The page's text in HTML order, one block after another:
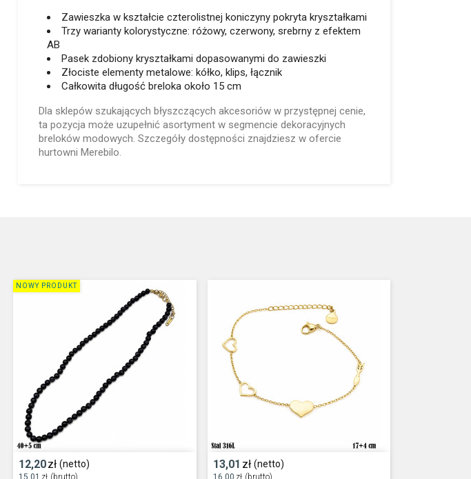
Zawieszka w kształcie czterolistnej koniczyny pokryta kryształkami
Trzy warianty kolorystyczne: różowy, czerwony, srebrny z efektem
AB
Pasek zdobiony kryształkami dopasowanymi do zawieszki
Złociste elementy metalowe: kółko, klips, łącznik
Całkowita długość breloka około 15 cm
Dla sklepów szukających błyszczących akcesoriów w przystępnej cenie,
ta pozycja może uzupełnić asortyment w segmencie dekoracyjnych
breloków modowych. Szczegóły dostępności znajdziesz w ofercie
hurtowni Merebilo.
12,20zł (netto)
15,01 zł (brutto)
NOWY PRODUKT
13,01 zł (netto)
16,00 zł (brutto)